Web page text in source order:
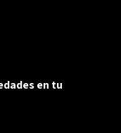
en tu